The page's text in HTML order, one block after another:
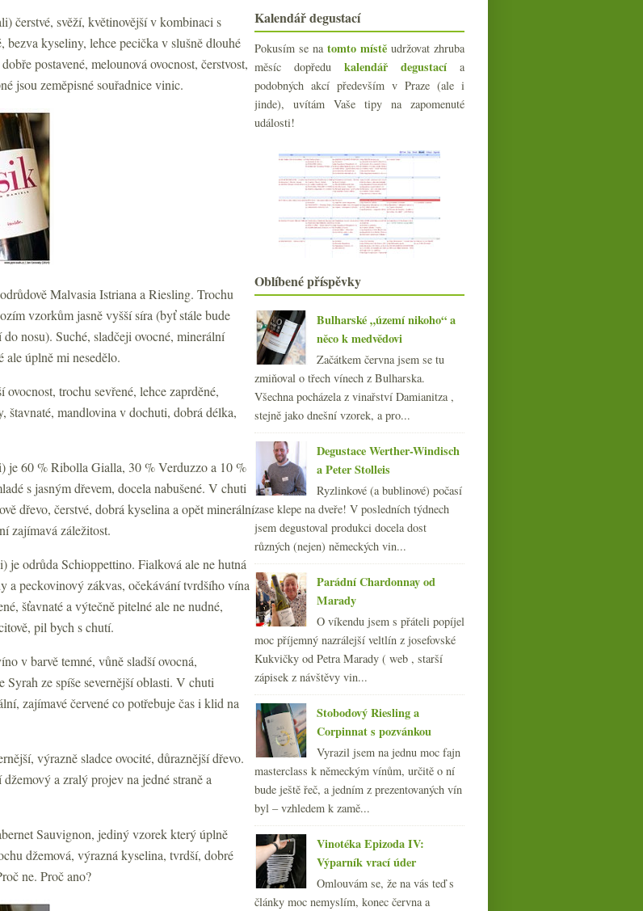
čerstvé, svěží, květinovější v kombinaci s
kyseliny, lehce pecička v slušně dlouhé
postavené, melounová ovocnost, čerstvost,
jsou zeměpisné souřadnice vinic.
Malvasia Istriana a Riesling. Trochu
vzorkům jasně vyšší síra (byť stále bude
nosu). Suché, sladčeji ovocné, minerální
ale úplně mi nesedělo.
ovocnost, trochu sevřené, lehce zaprděné,
štavnaté, mandlovina v dochuti, dobrá délka,
je 60 % Ribolla Gialla, 30 % Verduzzo a 10 %
s jasným dřevem, docela nabušené. V chuti
dřevo, čerstvé, dobrá kyselina a opět minerální
zajímavá záležitost.
je odrůda Schioppettino. Fialková ale ne hutná
a peckovinový zákvas, očekávání tvrdšího vína
šťavnaté a výtečně pitelné ale ne nudné,
pil bych s chutí.
v barvě temné, vůně sladší ovocná,
ze spíše severnější oblasti. V chuti
zajímavé červené co potřebuje čas i klid na
výrazně sladce ovocité, důraznější dřevo.
a zralý projev na jedné straně a
Sauvignon, jediný vzorek který úplně
džemová, výrazná kyselina, tvrdší, dobré
ne. Proč ano?
Výrazné červené a něco k
netypickým balením
Riesling z Alsaska od základu po
Grand Cru
Dva či tři cukříky do vína,
Svatomartinské a Hugel...
Friulani Indigeni s Wine Geekem
Bramborový terroir & pivní novinky
Parádní bílé od Loiry
Timotheus, Atanasius, Josephine a
Joschuari
Rosa Inferni a elitní domácí pinot
Rekordní aukce & dosycená
šlechtitelka
Čtyři červená a čtyři bílá z
A takhle my tu žijeme…
Pětkrát Fixin od bratrů
Berthautových
Hledání básně se sylvánem
Biodynamické Champagne, Sylvaner
starých keřů a Ri...
►září (22)
►srpna(21)
►července(23)
►června
►května(20)
►dubna
►března(21)
února(20)
ledna(22)
2013
►2012(254)
►2011(252)
►2010(249)
►2009(249)
►2008(270)
►2007 (108)
Kalendář degustací
Pokusím se na tomto místě udržovat zhruba
měsíc dopředu kalendář degustacía
podobných akcí především v Praze (ale i
jinde), uvítám Vaše tipy na zapomenuté
události!
Oblíbené příspěvky
Bulharské „území nikoho“ a
něco k medvědovi
Začátkem června jsem se tu
zmiňoval o třech vínech z Bulharska.
Všechna pocházela z vinařství Damianitza ,
stejně jako dnešní vzorek, a pro...
Degustace Werther-Windisch
a Peter Stolleis
Ryzlinkové (a bublinové) počasí
zase klepe na dveře! V posledních týdnech
jsem degustoval produkci docela dost
různých (nejen) německých vin...
Parádní Chardonnay od
Marady
O víkendu jsem s přáteli popíjel
moc příjemný nazrálejší veltlín z josefovské
Kukvičky od Petra Marady ( web , starší
zápisek z návštěvy vin...
Stobodový Riesling a
Corpinnat s pozvánkou
Vyrazil jsem na jednu moc fajn
masterclass k německým vínům, určitě o ní
bude ještě řeč, a jedním z prezentovaných vín
byl – vzhledem k zamě...
Vinotéka Epizoda IV:
Výparník vrací úder
Omlouvám se, že na vás teď s
články moc nemyslím, konec června a